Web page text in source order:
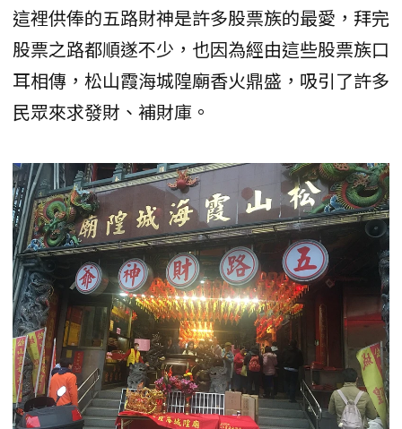
這裡供俸的五路財神是許多股票族的最愛，拜完
股票之路都順遂不少，也因為經由這些股票族口
耳相傳，松山霞海城隍廟香火鼎盛，吸引了許多
民眾來求發財、補財庫。